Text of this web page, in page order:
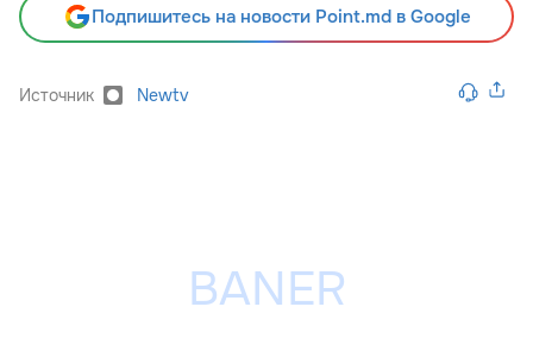
Подпишитесь на новости Point.md в Google
Источник Newtv